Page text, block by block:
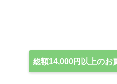
総額14,000円以上のお